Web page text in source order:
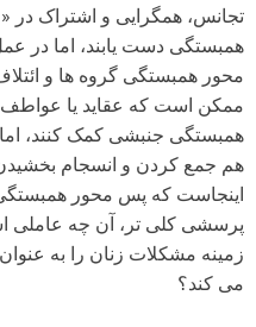
تجانس، همگرایی و اشتراک در
همبستگی دست یابند، اما در
محور همبستگی گروه ها و
ممکن است که عقاید یا عواطف
همبستگی جنبشی کمک کنند، اما
هم جمع کردن و انسجام بخشیدن
اینجاست که پس محور
پرسشی کلی تر، آن چه عاملی
زمینه مشکلات زنان را به
می کند؟